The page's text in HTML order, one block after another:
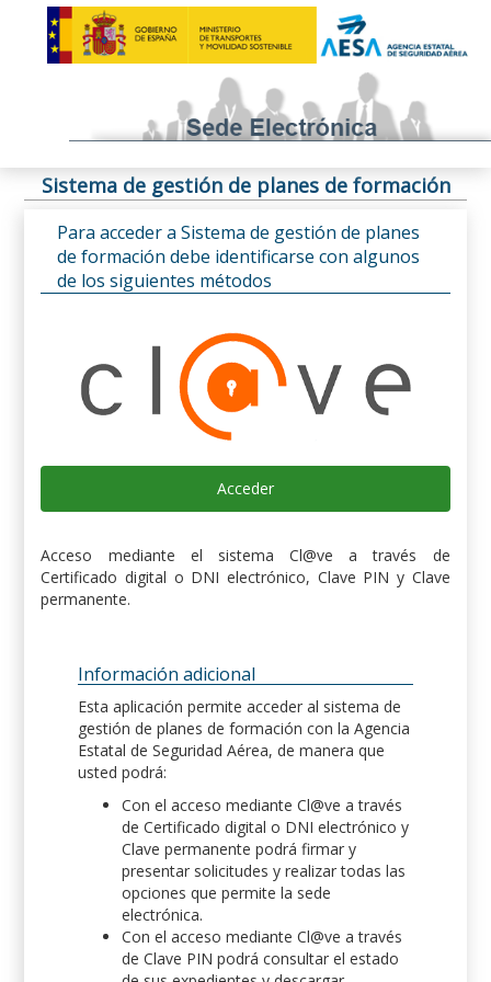
Sistema de gestión de planes de formación
Para acceder a Sistema de gestión de planes
de formación debe identificarse con algunos
de los siguientes métodos
Acceder
Acceso mediante el sistema Cl@ve a través de
Certificado digital o DNI electrónico, Clave PIN y Clave
permanente.
Información adicional
Esta aplicación permite acceder al sistema de
gestión de planes de formación con la Agencia
Estatal de Seguridad Aérea, de manera que
usted podrá:
Con el acceso mediante Cl@ve a través
de Certificado digital o DNI electrónico y
Clave permanente podrá firmar y
presentar solicitudes y realizar todas las
opciones que permite la sede
electrónica.
Con el acceso mediante Cl@ve a través
de Clave PIN podrá consultar el estado